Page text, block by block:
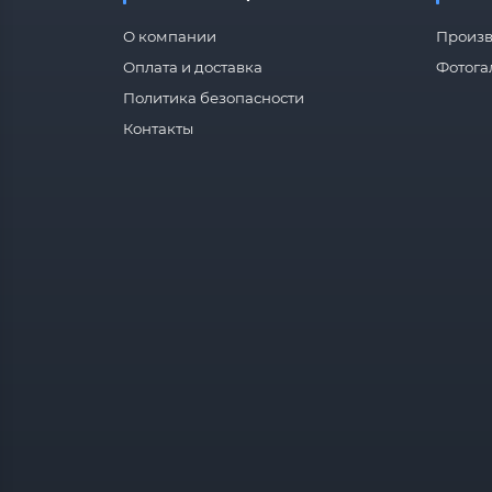
О компании
Оплата и доставка
Политика безопасности
Контакты